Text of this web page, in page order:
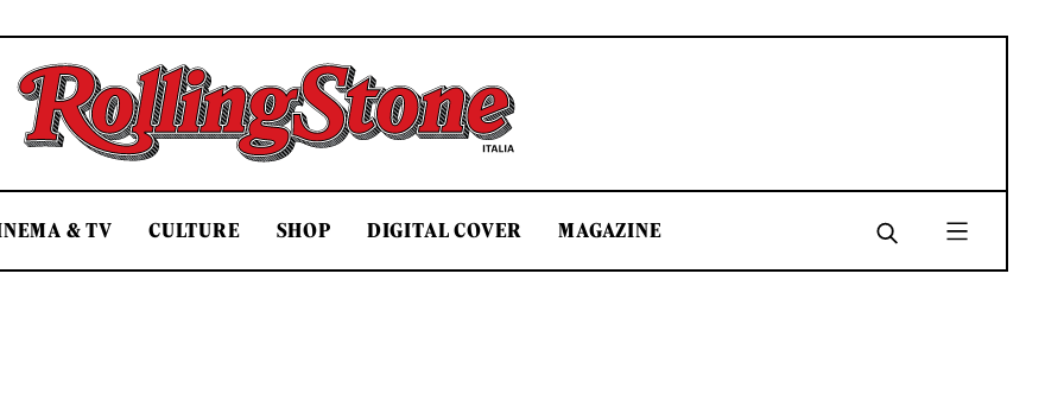
Rolling Stone Italia
& TV CULTURE SHOP DIGITAL COVER MAGAZINE